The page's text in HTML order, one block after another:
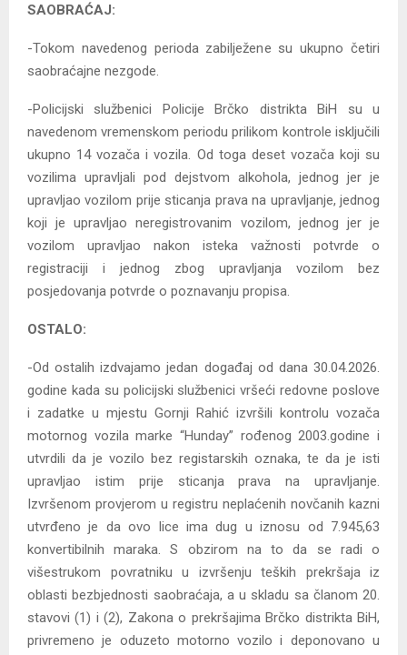
SAOBRAĆAJ:
-Tokom navedenog perioda zabilježene su ukupno četiri
saobraćajne nezgode.
-Policijski službenici Policije Brčko distrikta BiH su u
navedenom vremenskom periodu prilikom kontrole isključili
ukupno 14 vozača i vozila. Od toga deset vozača koji su
vozilima upravljali pod dejstvom alkohola, jednog jer je
upravljao vozilom prije sticanja prava na upravljanje, jednog
koji je upravljao neregistrovanim vozilom, jednog jer je
vozilom upravljao nakon isteka važnosti potvrde o
registraciji i jednog zbog upravljanja vozilom bez
posjedovanja potvrde o poznavanju propisa.
OSTALO:
-Od ostalih izdvajamo jedan događaj od dana 30.04.2026.
godine kada su policijski službenici vršeći redovne poslove
i zadatke u mjestu Gornji Rahić izvršili kontrolu vozača
motornog vozila marke “Hunday” rođenog 2003.godine i
utvrdili da je vozilo bez registarskih oznaka, te da je isti
upravljao istim prije sticanja prava na upravljanje.
Izvršenom provjerom u registru neplaćenih novčanih kazni
utvrđeno je da ovo lice ima dug u iznosu od 7.945,63
konvertibilnih maraka. S obzirom na to da se radi o
višestrukom povratniku u izvršenju teških prekršaja iz
oblasti bezbjednosti saobraćaja, a u skladu sa članom 20.
stavovi (1) i (2), Zakona o prekršajima Brčko distrikta BiH,
privremeno je oduzeto motorno vozilo i deponovano u